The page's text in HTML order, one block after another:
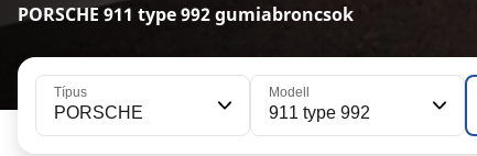
PORSCHE 911 type 992 gumiabroncsok
Típus
PORSCHE
Modell
911 type 992